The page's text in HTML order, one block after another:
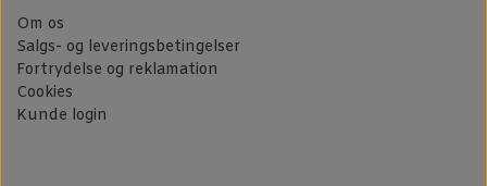
Om os
Salgs- og leveringsbetingelser
Fortrydelse og reklamation
Cookies
Kunde login